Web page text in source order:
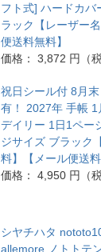
フト式] ハードカバ
ラック【レーザー
便送料無料】
価格： 3,872 円（税
祝日シール付 8月
有！ 2027年 手帳
デイリー 1日1ペー
ジサイズ ブラック
料】【メール便送料
価格： 4,950 円（税
シヤチハタ
allemore ノトトテ